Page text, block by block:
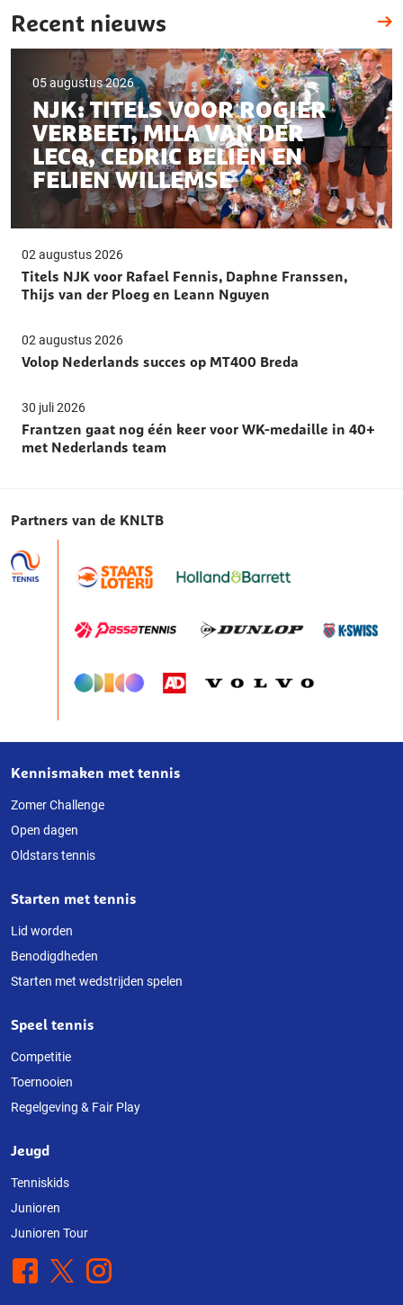
Recent nieuws
05 augustus 2026
NJK: TITELS VOOR ROGIER
VERBEET, MILA VAN DER
LECQ, CEDRIC BELIËN EN
FELIEN WILLEMSE
02 augustus 2026
Titels NJK voor Rafael Fennis, Daphne Franssen,
Thijs van der Ploeg en Leann Nguyen
02 augustus 2026
Volop Nederlands succes op MT400 Breda
30 juli 2026
Frantzen gaat nog één keer voor WK-medaille in 40+
met Nederlands team
Partners van de KNLTB
Over
deze
website
Kennismaken met tennis
Zomer Challenge
Open dagen
Oldstars tennis
Starten met tennis
Lid worden
Benodigdheden
Starten met wedstrijden spelen
Speel tennis
Competitie
Toernooien
Regelgeving & Fair Play
Jeugd
Tenniskids
Junioren
Junioren Tour
Facebook
X Instagram